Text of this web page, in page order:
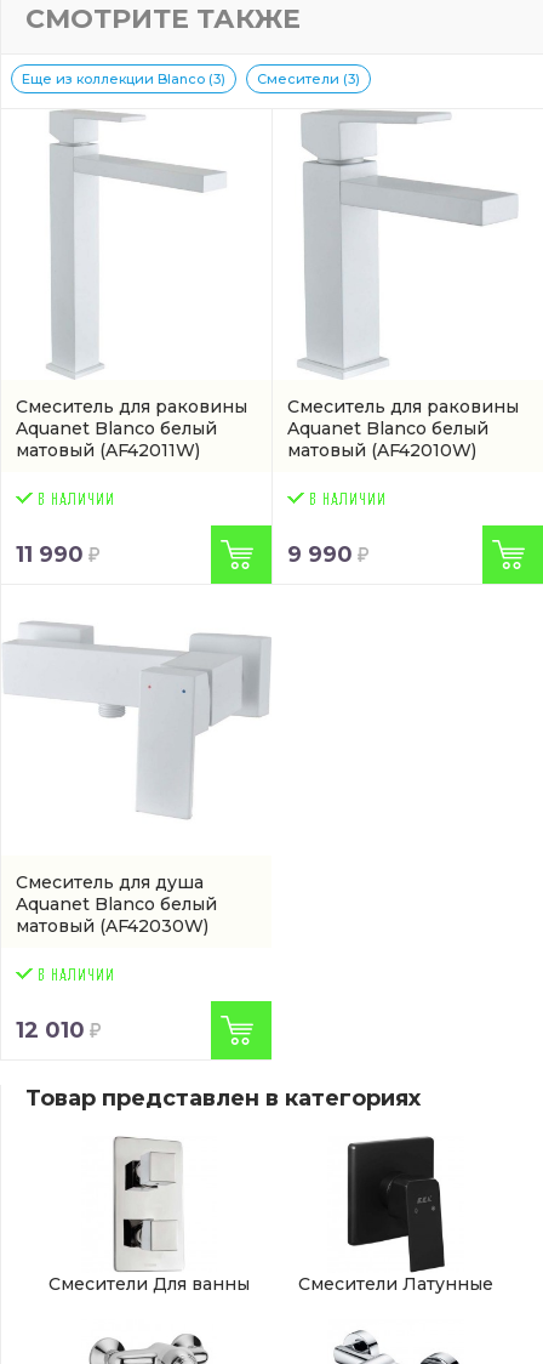
СМОТРИТЕ ТАКЖЕ
Еще из коллекции Blanco (3) Смесители (3)
Смеситель для раковины
Aquanet Blanco белый
матовый (AF42011W)
11 990
Смеситель для раковины
Aquanet Blanco белый
матовый (AF42010W)
9 990
Смеситель для душа
Aquanet Blanco белый
матовый (AF42030W)
12 010
Товар представлен в категориях
Смесители Для ванны Смесители Латунные